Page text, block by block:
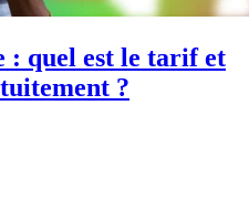
: quel est le tarif et
?